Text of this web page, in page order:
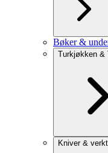
Bøker &
Turkjøkken &
Kniver &